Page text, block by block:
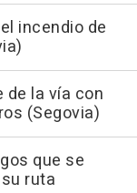
incendio de
de la vía con
(Segovia)
que se
ruta